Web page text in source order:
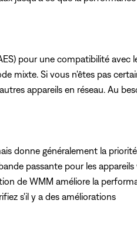
pour une compatibilité avec
mixte. Si vous n'êtes pas
appareils en réseau. Au
donne généralement la
passante pour les
de WMM améliore la
s'il y a des améliorations